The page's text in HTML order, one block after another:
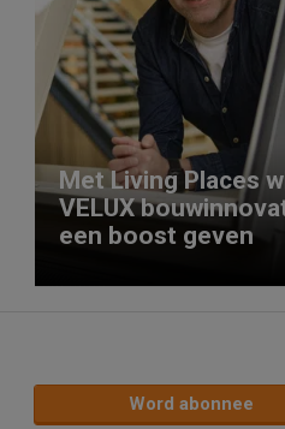
Met Living Places
VELUX
een boost geven
Word abonnee